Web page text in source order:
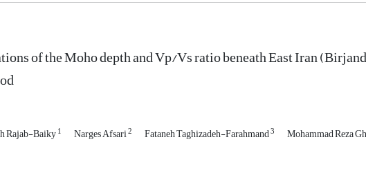
of the Moho depth and Vp/Vs ratio beneath East Iran
Rajab-Baiky1 Narges Afsari2 Fataneh Taghizadeh-Farahmand3 Mohammad Reza